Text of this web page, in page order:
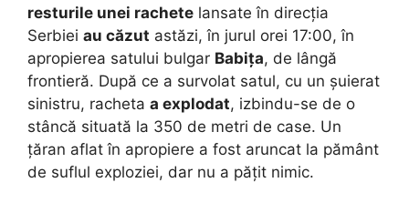
resturile unei rachete lansate în direcția
Serbiei au căzut astăzi, în jurul orei 17:00, în
apropierea satului bulgar Babița, de lângă
frontieră. După ce a survolat satul, cu un șuierat
sinistru, racheta a explodat, izbindu-se de o
stâncă situată la 350 de metri de case. Un
țăran aflat în apropiere a fost aruncat la pământ
de suflul exploziei, dar nu a pățit nimic.